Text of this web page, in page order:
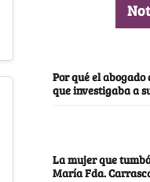
Por qué el
que investigaba a
La mujer que
María Fda.